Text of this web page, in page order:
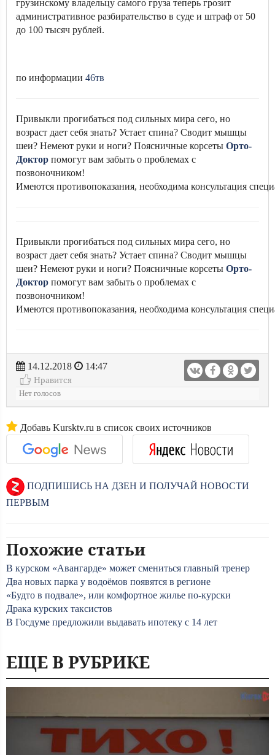
грузинскому владельцу самого груза теперь грозит
административное разбирательство в суде и штраф от 50
до 100 тысяч рублей.
по информации 46тв
Привыкли прогибаться под сильных мира сего, но
возраст дает себя знать? Устает спина? Сводит мышцы
шеи? Немеют руки и ноги? Поясничные корсеты Орто-
Доктор помогут вам забыть о проблемах с
позвоночником!
Имеются противопоказания, необходима консультация
Привыкли прогибаться под сильных мира сего, но
возраст дает себя знать? Устает спина? Сводит мышцы
шеи? Немеют руки и ноги? Поясничные корсеты Орто-
Доктор помогут вам забыть о проблемах с
позвоночником!
Имеются противопоказания, необходима консультация
14.12.2018
14:47
Нравится
Нет голосов
Добавь Kursktv.ru в список своих источников
ПОДПИШИСЬ НА ДЗЕН И ПОЛУЧАЙ НОВОСТИ
ПЕРВЫМ
Похожие статьи
В курском «Авангарде» может смениться главный тренер
Два новых парка у водоёмов появятся в регионе
«Будто в подвале», или комфортное жилье по-курски
Драка курских таксистов
В Госдуме предложили выдавать ипотеку с 14 лет
ЕЩЕ В РУБРИКЕ